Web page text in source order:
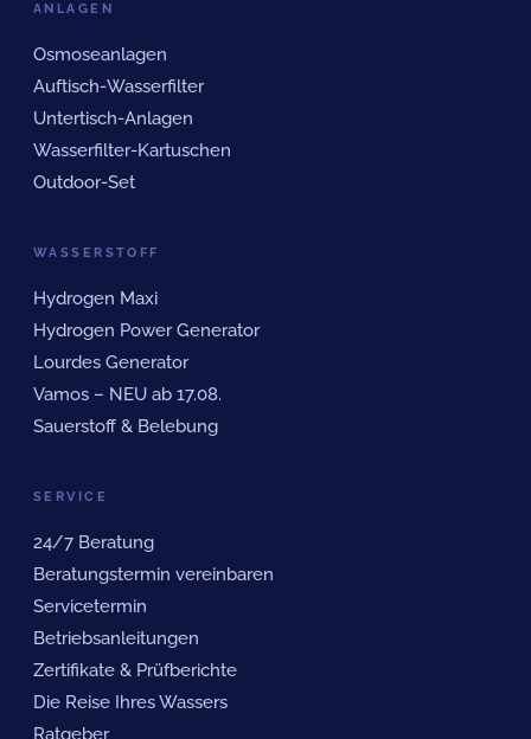
ANLAGEN
Osmoseanlagen
Auftisch-Wasserfilter
Untertisch-Anlagen
Wasserfilter-Kartuschen
Outdoor-Set
WASSERSTOFF
Hydrogen Maxi
Hydrogen Power Generator
Lourdes Generator
Vamos – NEU ab 17.08.
Sauerstoff & Belebung
SERVICE
24/7 Beratung
Beratungstermin vereinbaren
Servicetermin
Betriebsanleitungen
Zertifikate & Prüfberichte
Die Reise Ihres Wassers
Ratgeber